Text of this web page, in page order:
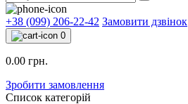
+38 (099) 206-22-42 Замовити дзвінок
0
0.00 грн.
Зробити замовлення
Список категорій